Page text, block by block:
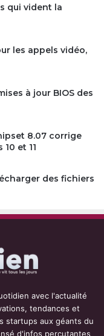
qui vident la
les appels vidéo,
à jour BIOS des
8.07 corrige
et 11
des fichiers
avec l'actualité
tendances et
startups aux géants du
d'infos percutantes